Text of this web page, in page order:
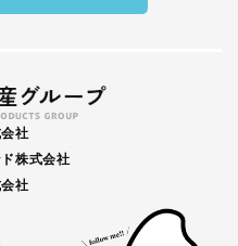
社
株式会社
社